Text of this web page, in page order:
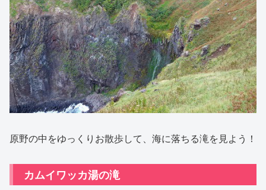
原野の中をゆっくりお散歩して、海に落ちる滝を見よう！
カムイワッカ湯の滝